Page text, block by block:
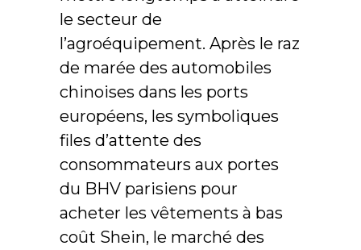
le secteur de
l’agroéquipement. Après le raz
de marée des automobiles
chinoises dans les ports
européens, les symboliques
files d’attente des
consommateurs aux portes
du BHV parisiens pour
acheter les vêtements à bas
coût Shein, le marché des